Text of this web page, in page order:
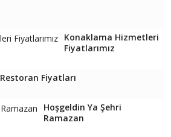
Konaklama Hizmetleri
Fiyatlarımız
Restoran Fiyatları
Hoşgeldin Ya Şehri
Ramazan